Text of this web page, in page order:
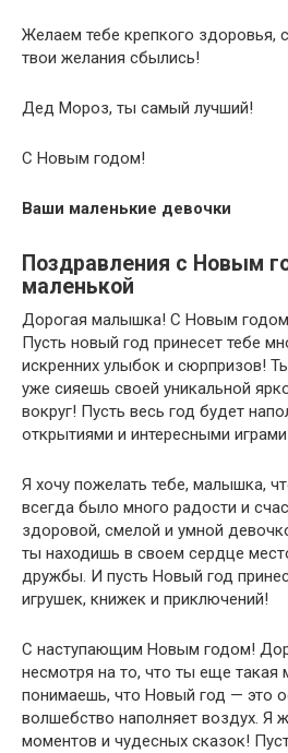
Желаем тебе крепкого здоровья,
твои желания сбылись!
Дед Мороз, ты самый лучший!
С Новым годом!
Ваши маленькие девочки
Поздравления с Новым
маленькой
Дорогая малышка! С Новым
Пусть новый год принесет тебе
искренних улыбок и сюрпризов!
уже сияешь своей уникальной
вокруг! Пусть весь год будет
открытиями и интересными
Я хочу пожелать тебе, малышка,
всегда было много радости и
здоровой, смелой и умной
ты находишь в своем сердце
дружбы. И пусть Новый год
игрушек, книжек и приключений!
С наступающим Новым годом!
несмотря на то, что ты еще такая
понимаешь, что Новый год — это
волшебство наполняет воздух. Я
моментов и чудесных сказок!